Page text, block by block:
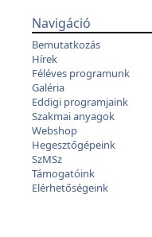
Navigáció
Bemutatkozás
Hírek
Féléves programunk
Galéria
Eddigi programjaink
Szakmai anyagok
Webshop
Hegesztőgépeink
SzMSz
Támogatóink
Elérhetőségeink